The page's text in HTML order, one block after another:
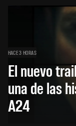
HACE 3 HORAS
El nuevo
una de las
A24